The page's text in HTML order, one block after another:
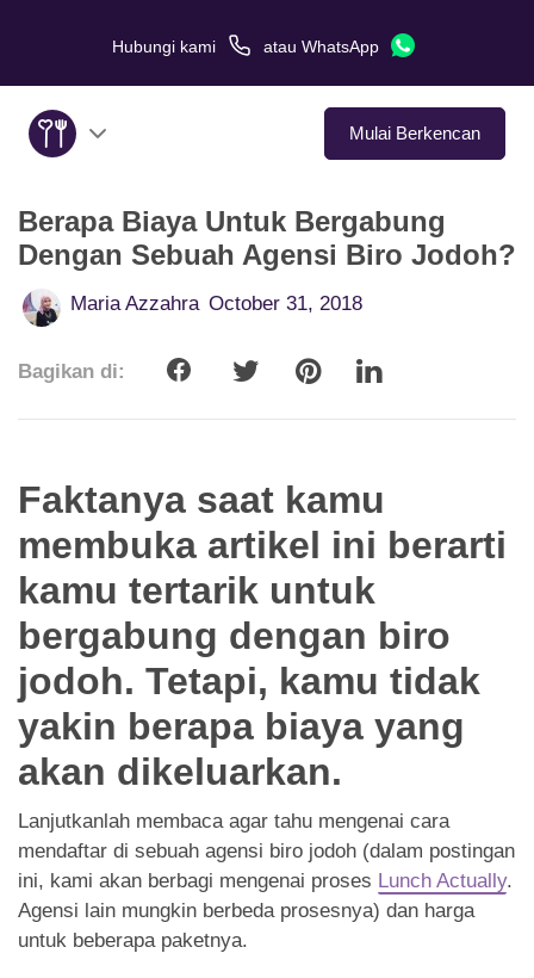
Hubungi kami atau WhatsApp
Mulai Berkencan
Tentang Kami
Layanan
App
Hubungi Kami
Berapa Biaya Untuk Bergabung
Dengan Sebuah Agensi Biro Jodoh?
Maria Azzahra October 31, 2018
Bagikan di:
Faktanya saat kamu
membuka artikel ini berarti
kamu tertarik untuk
bergabung dengan biro
jodoh. Tetapi, kamu tidak
yakin berapa biaya yang
akan dikeluarkan.
Lanjutkanlah membaca agar tahu mengenai cara
mendaftar di sebuah agensi biro jodoh (dalam postingan
ini, kami akan berbagi mengenai proses Lunch Actually.
Agensi lain mungkin berbeda prosesnya) dan harga
untuk beberapa paketnya.